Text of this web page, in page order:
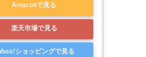
Amazonで見る
楽天市場で見る
ショッピングで見る